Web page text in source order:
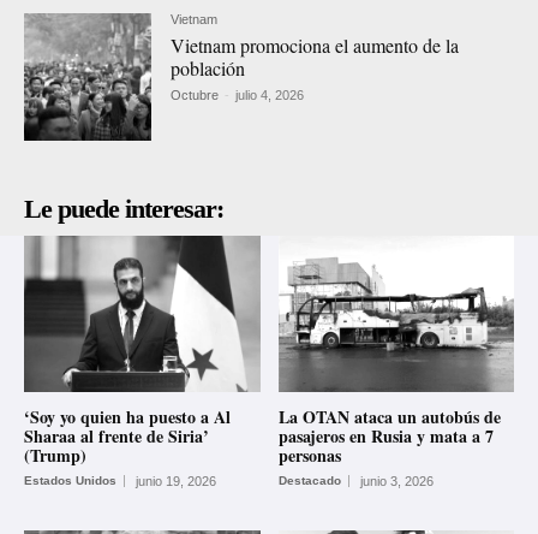
Vietnam
Vietnam promociona el aumento de la
población
Octubre - julio 4, 2026
Le puede interesar:
‘Soy yo quien ha puesto a Al
Sharaa al frente de Siria’
(Trump)
Estados Unidos junio 19, 2026
La OTAN ataca un autobús de
pasajeros en Rusia y mata a 7
personas
Destacado junio 3, 2026